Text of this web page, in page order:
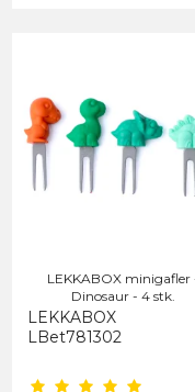
LEKKABOX minigafler
Dinosaur - 4 stk.
LEKKABOX
LBet781302